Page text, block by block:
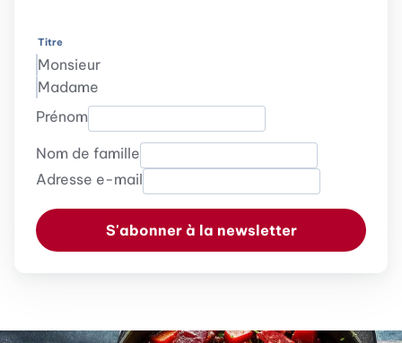
Titre
Monsieur
Madame
Prénom
Nom de famille
Adresse e-mail
S'abonner à la newsletter